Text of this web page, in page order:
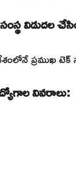
విడుదల
ప్రముఖ టెక్
వివరాలు: